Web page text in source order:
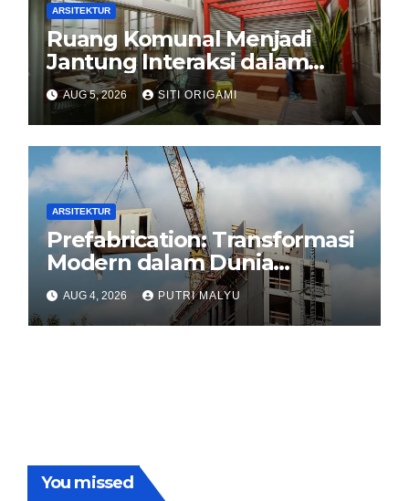
ARSITEKTUR
Ruang Komunal Menjadi
Jantung Interaksi dalam
Perancangan Arsitektur
Modern
AUG 5, 2026 SITI ORIGAMI
ARSITEKTUR
Prefabrication: Transformasi
Modern dalam Dunia
Konstruksi
AUG 4, 2026 PUTRI MALYU
You missed